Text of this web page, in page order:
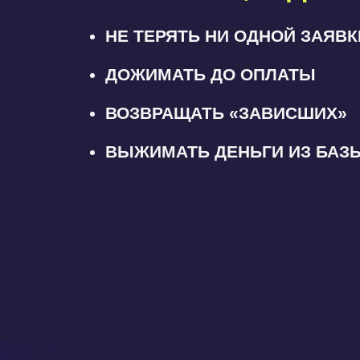
НЕ ТЕРЯТЬ НИ ОДНОЙ
ДОЖИМАТЬ ДО ОПЛАТЫ
ВОЗВРАЩАТЬ «ЗАВИСШИХ»
ВЫЖИМАТЬ ДЕНЬГИ ИЗ
1